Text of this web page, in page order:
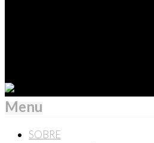
Menu
SOBRE